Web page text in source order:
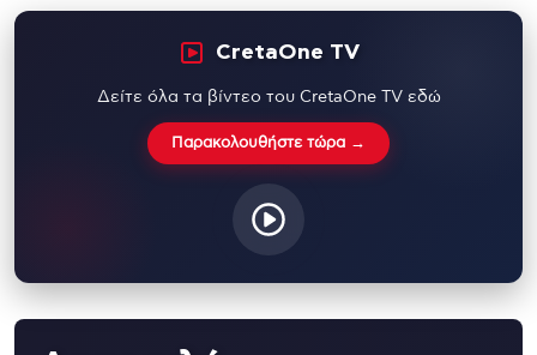
CretaOne TV
Δείτε όλα τα βίντεο του CretaOne TV εδώ
Παρακολουθήστε τώρα →